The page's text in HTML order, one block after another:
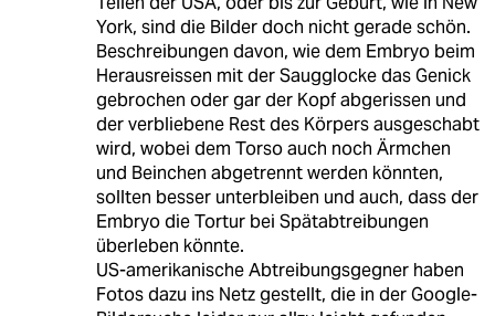
York, sind die Bilder doch nicht gerade schön.
Beschreibungen davon, wie dem Embryo beim
Herausreissen mit der Saugglocke das Genick
gebrochen oder gar der Kopf abgerissen und
der verbliebene Rest des Körpers ausgeschabt
wird, wobei dem Torso auch noch Ärmchen
und Beinchen abgetrennt werden könnten,
sollten besser unterbleiben und auch, dass der
Embryo die Tortur bei Spätabtreibungen
überleben könnte.
US-amerikanische Abtreibungsgegner haben
Fotos dazu ins Netz gestellt, die in der Google-